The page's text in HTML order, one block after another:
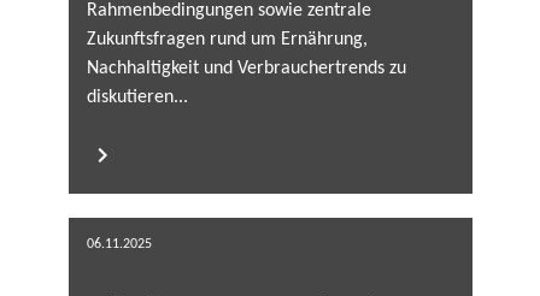
Rahmenbedingungen sowie zentrale
Zukunftsfragen rund um Ernährung,
Nachhaltigkeit und Verbrauchertrends zu
diskutieren...
06.11.2025